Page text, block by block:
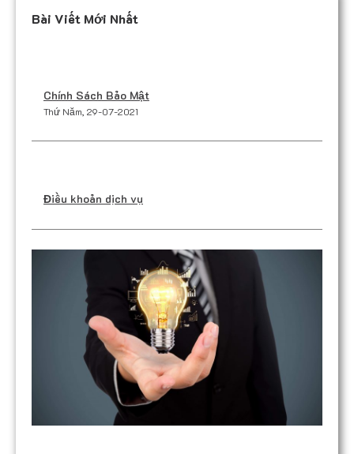
Bài Viết Mới Nhất
Chính Sách Bảo Mật
Thứ Năm, 29-07-2021
Điều khoản dịch vụ